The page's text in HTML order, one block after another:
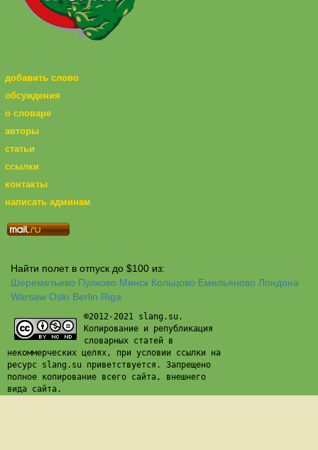
добавить слово
обсуждения
о словаре
авторы
статьи
ссылки
контакты
написать админам
Найти полет в отпуск до $100 из:
Шереметьево Пулково Минск Кольцово Емельяново Лондона
Warsaw Oslo Berlin Riga
©2012-2021 slang.su.
Копирование и републикация
словарных статей в
некоммерческих целях, при условии ссылки на
ресурс slang.su приветствуется. Запрещено
полное копирование всего сайта, внешнего
вида сайта.